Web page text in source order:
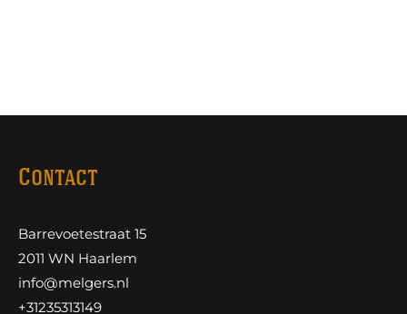
Contact
Barrevoetestraat 15
2011 WN Haarlem
info@melgers.nl
+31235313149